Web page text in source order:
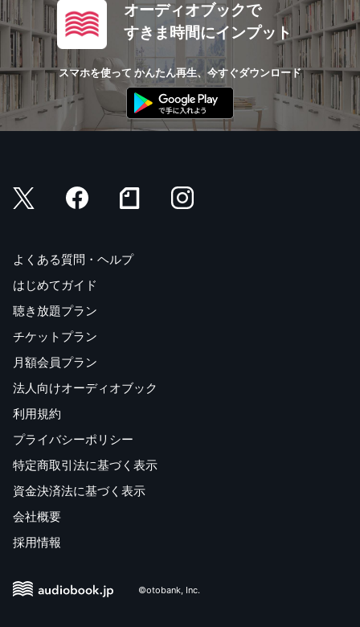
オーディオブックで
すきま時間にインプット
スマホを使って かんたん再生、今すぐダウンロード
よくある質問・ヘルプ
はじめてガイド
聴き放題プラン
チケットプラン
月額会員プラン
法人向けオーディオブック
利用規約
プライバシーポリシー
特定商取引法に基づく表示
資金決済法に基づく表示
会社概要
採用情報
©otobank, Inc.